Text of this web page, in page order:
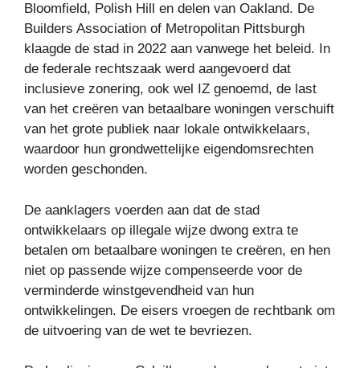
Bloomfield, Polish Hill en delen van Oakland. De
Builders Association of Metropolitan Pittsburgh
klaagde de stad in 2022 aan vanwege het beleid. In
de federale rechtszaak werd aangevoerd dat
inclusieve zonering, ook wel IZ genoemd, de last
van het creëren van betaalbare woningen verschuift
van het grote publiek naar lokale ontwikkelaars,
waardoor hun grondwettelijke eigendomsrechten
worden geschonden.
De aanklagers voerden aan dat de stad
ontwikkelaars op illegale wijze dwong extra te
betalen om betaalbare woningen te creëren, en hen
niet op passende wijze compenseerde voor de
verminderde winstgevendheid van hun
ontwikkelingen. De eisers vroegen de rechtbank om
de uitvoering van de wet te bevriezen.